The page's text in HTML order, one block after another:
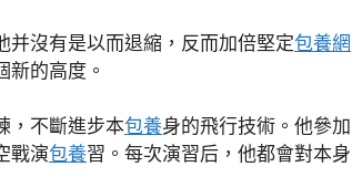
并沒有是以而退縮，反而加倍堅定包養網
新的高度。
，不斷進步本包養身的飛行技術。他參加
戰演包養習。每次演習后，他都會對本身